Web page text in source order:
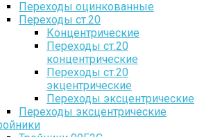
Переходы оцинкованные
Переходы ст.20
Концентрические
Переходы ст.20
концентрические
Переходы ст.20
экцентрические
Переходы эксцентрические
Переходы эксцентрические